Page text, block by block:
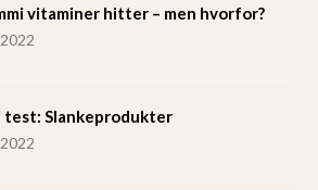
vitaminer hitter – men hvorfor?
test: Slankeprodukter